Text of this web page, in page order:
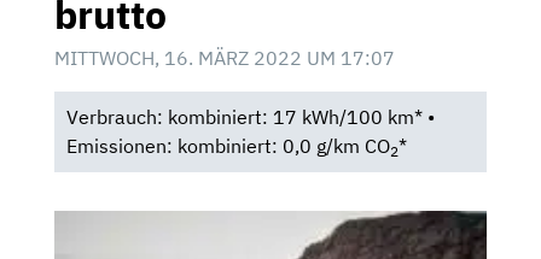
brutto
MITTWOCH, 16. MÄRZ 2022 UM 17:07
Verbrauch: kombiniert: 17 kWh/100 km* •
Emissionen: kombiniert: 0,0 g/km CO2*